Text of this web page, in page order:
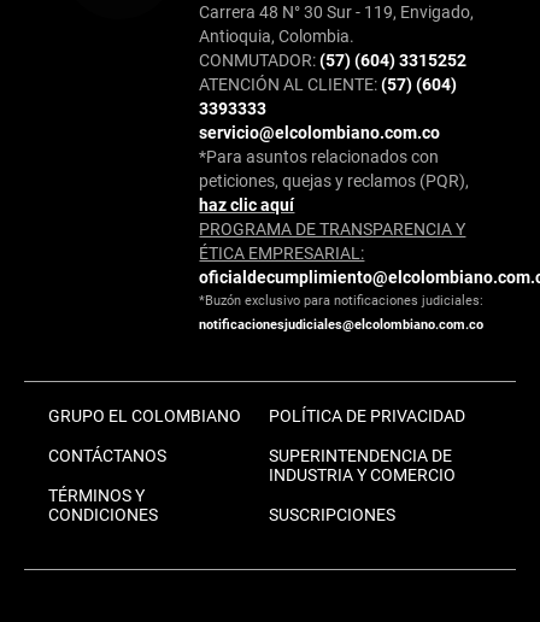
Carrera 48 N° 30 Sur - 119, Envigado,
Antioquia, Colombia.
CONMUTADOR:(57) (604) 3315252
ATENCIÓN AL CLIENTE:(57) (604)
3393333
servicio@elcolombiano.com.co
*Para asuntos relacionados con
peticiones, quejas y reclamos (PQR),
haz clic aquí
PROGRAMA DE TRANSPARENCIA Y
ÉTICA EMPRESARIAL:
*Buzón exclusivo para notificaciones judiciales:
notificacionesjudiciales@elcolombiano.com.co
GRUPO EL COLOMBIANO
CONTÁCTANOS
TÉRMINOS Y
CONDICIONES
POLÍTICA DE PRIVACIDAD
SUPERINTENDENCIA DE
INDUSTRIA Y COMERCIO
SUSCRIPCIONES